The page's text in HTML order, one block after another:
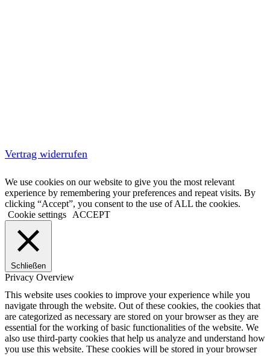
Vertrag widerrufen
We use cookies on our website to give you the most relevant
experience by remembering your preferences and repeat visits. By
clicking “Accept”, you consent to the use of ALL the cookies.
Cookie settings
ACCEPT
Schließen
Privacy Overview
This website uses cookies to improve your experience while you
navigate through the website. Out of these cookies, the cookies that
are categorized as necessary are stored on your browser as they are
essential for the working of basic functionalities of the website. We
also use third-party cookies that help us analyze and understand how
you use this website. These cookies will be stored in your browser